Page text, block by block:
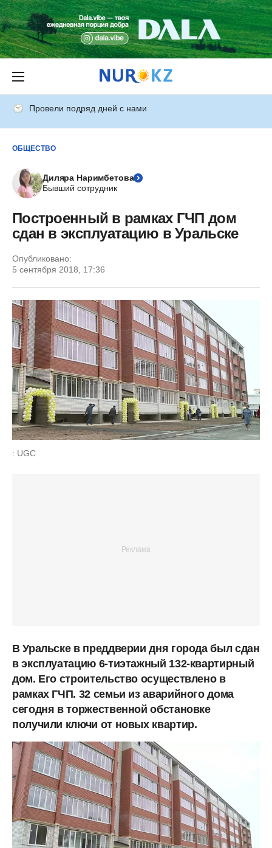
Провели подряд дней с нами
ОБЩЕСТВО
Диляра Наримбетова
Бывший сотрудник
Построенный в рамках ГЧП дом
сдан в эксплуатацию в Уральске
Опубликовано:
5 сентября 2018, 17:36
: UGC
В Уральске в преддверии дня города был сдан
в эксплуатацию 6-тиэтажный 132-квартирный
дом. Его строительство осуществлено в
рамках ГЧП. 32 семьи из аварийного дома
сегодня в торжественной обстановке
получили ключи от новых квартир.